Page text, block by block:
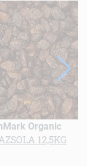
Organic
12,5KG